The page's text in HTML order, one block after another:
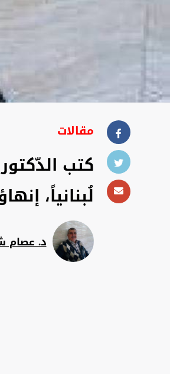
مقالات
كتب
لُبنانياً،
د. عصام